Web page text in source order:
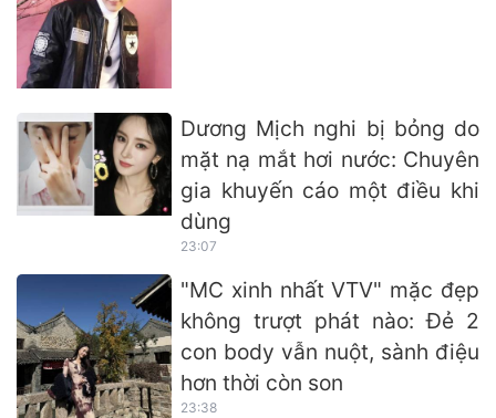
Dương Mịch nghi bị bỏng do
mặt nạ mắt hơi nước: Chuyên
gia khuyến cáo một điều khi
dùng
23:07
"MC xinh nhất VTV" mặc đẹp
không trượt phát nào: Đẻ 2
con body vẫn nuột, sành điệu
hơn thời còn son
23:38